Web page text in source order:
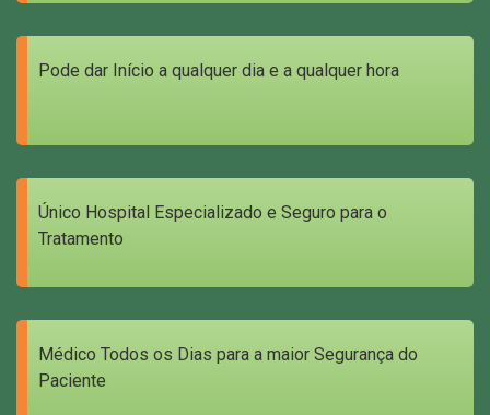
Pode dar Início a qualquer dia e a qualquer hora
Único Hospital Especializado e Seguro para o
Tratamento
Médico Todos os Dias para a maior Segurança do
Paciente